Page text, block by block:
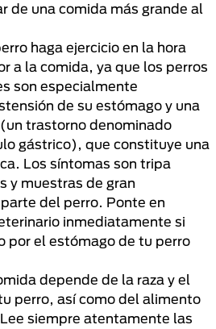
de una comida más grande al
haga ejercicio en la hora
a la comida, ya que los perros
son especialmente
de su estómago y una
trastorno denominado
gástrico), que constituye una
Los síntomas son tripa
y muestras de gran
del perro. Ponte en
inmediatamente si
por el estómago de tu perro
depende de la raza y el
perro, así como del alimento
siempre atentamente las